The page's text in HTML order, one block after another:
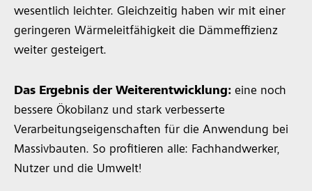
wesentlich leichter. Gleichzeitig haben wir mit einer
geringeren Wärmeleitfähigkeit die Dämmeffizienz
weiter gesteigert.
Das Ergebnis der Weiterentwicklung: eine noch
bessere Ökobilanz und stark verbesserte
Verarbeitungseigenschaften für die Anwendung bei
Massivbauten. So profitieren alle: Fachhandwerker,
Nutzer und die Umwelt!